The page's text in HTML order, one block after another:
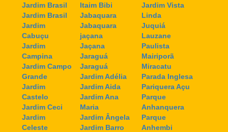
Jardim Brasil
Jardim Brasil
Jardim
Cabuçu
Jardim
Campina
Jardim Campo
Grande
Jardim
Castelo
Jardim Ceci
Jardim
Celeste
Itaim Bibi
Jabaquara
Jabaquara
jaçana
Jaçana
Jaraguá
Jaraguá
Jardim Adélia
Jardim Aida
Jardim Ana
Maria
Jardim Ângela
Jardim Barro
Jardim Vista
Linda
Juquiá
Lauzane
Paulista
Mairiporã
Miracatu
Parada Inglesa
Pariquera Açu
Parque
Anhanquera
Parque
Anhembi